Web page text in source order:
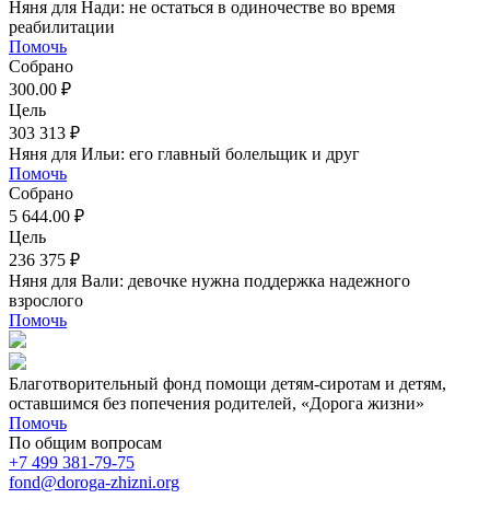
Няня для Нади: не остаться в одиночестве во время
реабилитации
Помочь
Собрано
300.00 ₽
Цель
303 313 ₽
Няня для Ильи: его главный болельщик и друг
Помочь
Собрано
5 644.00 ₽
Цель
236 375 ₽
Няня для Вали: девочке нужна поддержка надежного
взрослого
Помочь
Благотворительный фонд помощи детям-сиротам и детям,
оставшимся без попечения родителей, «Дорога жизни»
Помочь
По общим вопросам
+7 499 381-79-75
fond@doroga-zhizni.org